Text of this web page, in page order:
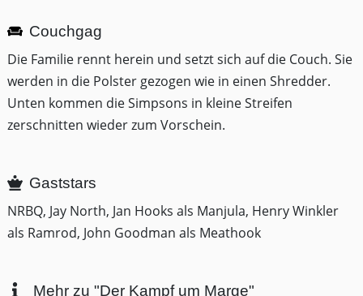
Couchgag
Die Familie rennt herein und setzt sich auf die Couch. Sie
werden in die Polster gezogen wie in einen Shredder.
Unten kommen die Simpsons in kleine Streifen
zerschnitten wieder zum Vorschein.
Gaststars
NRBQ, Jay North, Jan Hooks als Manjula, Henry Winkler
als Ramrod, John Goodman als Meathook
Mehr zu "Der Kampf um Marge"